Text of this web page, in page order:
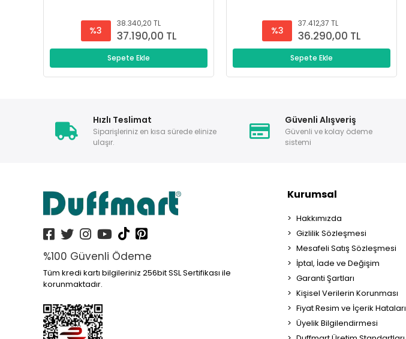
%3
38.340,20 TL
37.190,00 TL
Sepete Ekle
%3
37.412,37 TL
36.290,00 TL
Sepete Ekle
Hızlı Teslimat
Siparişleriniz en kısa sürede elinize
ulaşır.
Güvenli Alışveriş
Güvenli ve kolay ödeme
sistemi
%100 Güvenli Ödeme
Tüm kredi kartı bilgileriniz 256bit SSL Sertifikası ile
korunmaktadır.
Kurumsal
Hakkımızda
Gizlilik Sözleşmesi
Mesafeli Satış Sözleşmesi
İptal, İade ve Değişim
Garanti Şartları
Kişisel Verilerin Korunması
Fiyat Resim ve İçerik Hataları
Üyelik Bilgilendirmesi